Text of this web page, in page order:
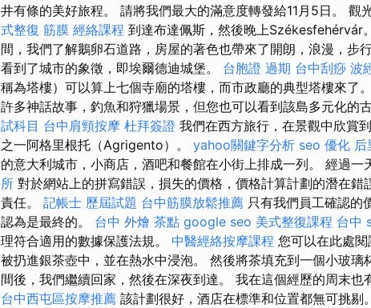
井有條的美好旅程。 請將我們最大的滿意度轉發給11月5日。 觀
式整復 筋膜 經絡課程 到達布達佩斯，然後晚上Székesfehérvár。
間，我們了解鵝卵石道路，房屋的著色也帶來了開朗，浪漫，步
看到了城市的象徵，即埃爾德迪城堡。 台胞證 過期 台中刮痧 波
稱為塔樓）可以算上七個寺廟的塔樓，而市政廳的典型塔樓來了
許多神話故事，釣魚和狩獵場景，但您也可以看到該島多元化的
試科目 台中肩頸按摩 杜拜簽證 我們在西方旅行，在景觀中欣賞
之一阿格里根托（Agrigento）。 yahoo關鍵字分析 seo 優化 后
的意大利城市，小商店，酒吧和餐館在小街上排成一列。 經過一
所 對於網站上的拼寫錯誤，損失的價格，價格計算計劃的潛在
責任。 記帳士 歷屆試題 台中筋膜放鬆推薦 只有我們員工確認的
認為是最終的。 台中 外燴 茶點 google seo 美式整復課程 台中
理符合適用的數據保護法規。 中醫經絡按摩課程 您可以在此處
被扔進銀茶壺中，並在熱水中浸泡。 然後將茶填充到一個小玻
間後，我們繼續回家，然後在深夜到達。 我在這個經歷的周末也
台中西屯區按摩推薦 該計劃很好，酒店在標準和位置都無可挑剔